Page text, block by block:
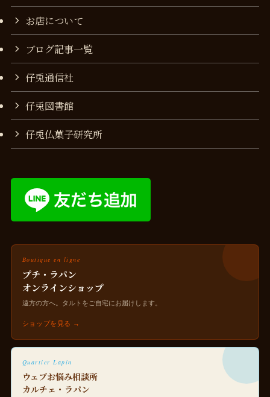
お店について
ブログ記事一覧
仔兎通信社
仔兎図書館
仔兎仏菓子研究所
Boutique en ligne
プチ・ラパン
オンラインショップ
遠方の方へ。タルトをご自宅にお届けします。
ショップを見る →
Quartier Lapin
ウェブお悩み相談所
カルチェ・ラパン